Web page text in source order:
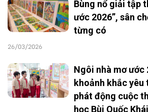
Bùng nổ giải tập
ước 2026”, sân
từng có
26/03/2026
Ngôi nhà mơ ước
khoảnh khắc
phát động cuộc
học Bùi Quốc Khái